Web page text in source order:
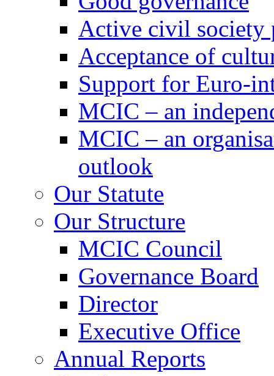
Active civil society
Acceptance of
Support for Euro-
MCIC – an
MCIC – an
outlook
Our Statute
Our Structure
MCIC Council
Governance Board
Director
Executive Office
Annual Reports